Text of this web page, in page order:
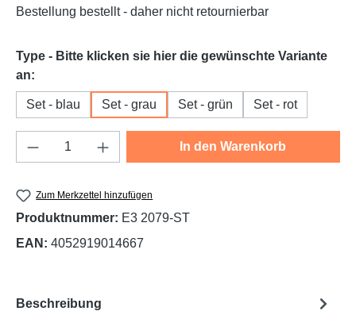
Bestellung bestellt - daher nicht retournierbar
Type - Bitte klicken sie hier die gewünschte Variante
an:
Set - blau Set - grau Set - grün Set - rot
Produkt Anzahl: Gib den gewünschten
In den Warenkorb
Zum Merkzettel hinzufügen
Produktnummer: E3 2079-ST
EAN: 4052919014667
Beschreibung